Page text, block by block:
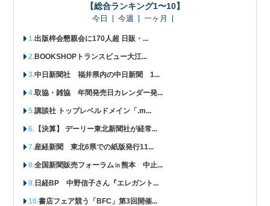
【総合ランキング1〜10】
今日 今週 一ヶ月
出版梓会懇親会に170人超 日販・...
BOOKSHOPトランスビュー大江...
中日新聞社 福井県内の中日新聞 1...
取協・雑協 年間発売日カレンダー発...
講談社 トップレベルドメイン「.m...
【決算】 デーリー東北新聞社が経常...
産経新聞 東北6県での紙版発行11...
全国新聞販売フォーラム㏌熊本 中止...
日経BP 中野信子さん『エレガント...
書店フェア競う「BFC」第3回開催...